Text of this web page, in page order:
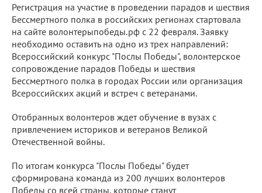
Регистрация на участие в проведении парадов и шествия
Бессмертного полка в российских регионах стартовала
на сайте волонтерыпобеды.рф с 22 февраля. Заявку
необходимо оставить на одно из трех направлений:
Всероссийский конкурс "Послы Победы", волонтерское
сопровождение парадов Победы и шествия
Бессмертного полка в городах России или организация
Всероссийских акций и встреч с ветеранами.
Отобранных волонтеров ждет обучение в вузах с
привлечением историков и ветеранов Великой
Отечественной войны.
По итогам конкурса "Послы Победы" будет
сформирована команда из 200 лучших волонтеров
Победы со всей страны, которые станут